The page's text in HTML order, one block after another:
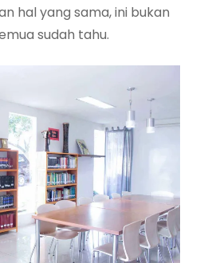
hal yang sama, ini bukan
sudah tahu.